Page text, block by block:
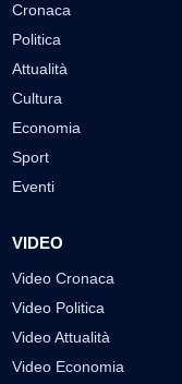
Cronaca
Politica
Attualità
Cultura
Economia
Sport
Eventi
VIDEO
Video Cronaca
Video Politica
Video Attualità
Video Economia